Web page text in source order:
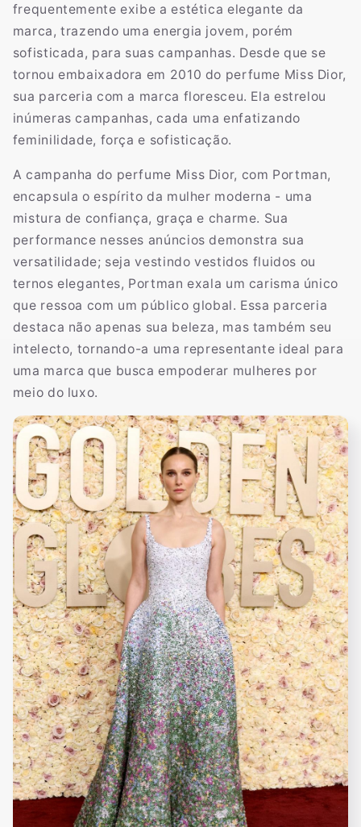
frequentemente exibe a estética elegante da
marca, trazendo uma energia jovem, porém
sofisticada, para suas campanhas. Desde que se
tornou embaixadora em 2010 do perfume Miss Dior,
sua parceria com a marca floresceu. Ela estrelou
inúmeras campanhas, cada uma enfatizando
feminilidade, força e sofisticação.
A campanha do perfume Miss Dior, com Portman,
encapsula o espírito da mulher moderna - uma
mistura de confiança, graça e charme. Sua
performance nesses anúncios demonstra sua
versatilidade; seja vestindo vestidos fluidos ou
ternos elegantes, Portman exala um carisma único
que ressoa com um público global. Essa parceria
destaca não apenas sua beleza, mas também seu
intelecto, tornando-a uma representante ideal para
uma marca que busca empoderar mulheres por
meio do luxo.